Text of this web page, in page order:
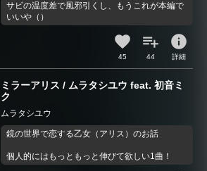
サビの温度差で風邪引くし、もうこれが本編で
いいや（）
45 44
info
詳細
ミラーアリス / ムラタシユウ feat. 初音ミ
ク
ムラタシユウ
鏡の世界で恋する乙女（アリス）のお話
個人的にはもっともっと伸びて欲しい1曲！